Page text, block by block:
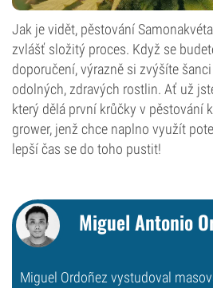
Jak je vidět, pěstování
zvlášť složitý proces. Když se
doporučení, výrazně si zvýšíte
odolných, zdravých rostlin. Ať už
který dělá první krůčky v pěstování
grower, jenž chce naplno využít
lepší čas se do toho pustit!
Miguel Antonio
Miguel Ordoñez vystudoval